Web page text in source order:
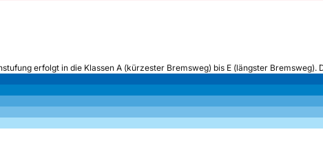
erfolgt in die Klassen A (kürzester Bremsweg) bis E (längster